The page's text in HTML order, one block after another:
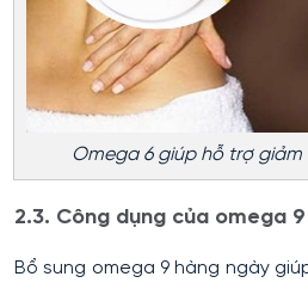
Omega 6 giúp hỗ trợ
2.3. Công dụng của omega 9
Bổ sung omega 9 hàng ngày